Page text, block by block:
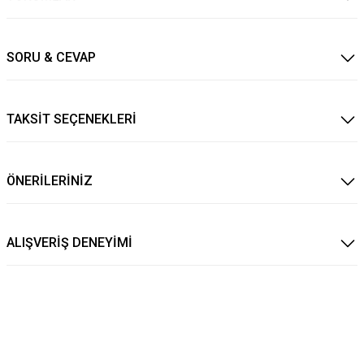
SORU & CEVAP
TAKSİT SEÇENEKLERİ
ÖNERİLERİNİZ
ALIŞVERİŞ DENEYİMİ